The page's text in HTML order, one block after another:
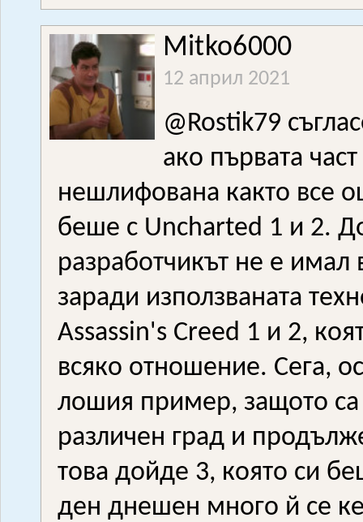
Mitko6000
12 април 2021
@Rostik79
ако първата
нешлифована както все
беше с Uncharted 1 и 2.
разработчикът не е
заради използваната
Assassin's Creed 1 и 2,
всяко отношение. Сега,
лошия пример, защото
различен град и
това дойде 3, която си
ден днешен много й се